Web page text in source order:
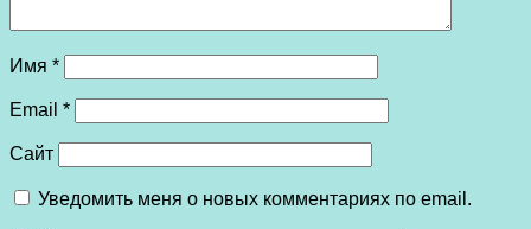
Имя *
Email *
Сайт
Уведомить меня о новых комментариях по email.